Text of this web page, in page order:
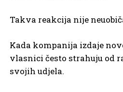
Takva reakcija nije
Kada kompanija izdaje
vlasnici često strahuju od
svojih udjela.